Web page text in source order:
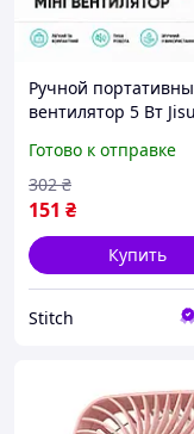
Ручной
вентилятор 5 Вт
зарядкой
Аккумуляторный
вентилятор
Готово к отправке
151 ₴
302 ₴
Купить
Stitch